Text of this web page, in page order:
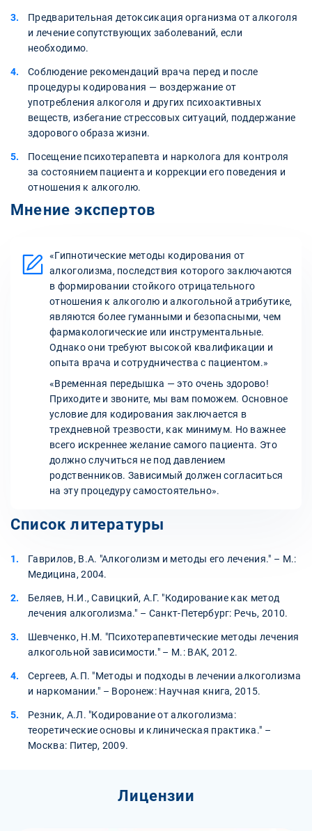
Предварительная детоксикация организма от алкоголя
и лечение сопутствующих заболеваний, если
необходимо.
Соблюдение рекомендаций врача перед и после
процедуры кодирования — воздержание от
употребления алкоголя и других психоактивных
веществ, избегание стрессовых ситуаций, поддержание
здорового образа жизни.
Посещение психотерапевта и нарколога для контроля
за состоянием пациента и коррекции его поведения и
отношения к алкоголю.
Мнение экспертов
«Гипнотические методы кодирования от
алкоголизма, последствия которого заключаются
в формировании стойкого отрицательного
отношения к алкоголю и алкогольной атрибутике,
являются более гуманными и безопасными, чем
фармакологические или инструментальные.
Однако они требуют высокой квалификации и
опыта врача и сотрудничества с пациентом.»
«Временная передышка — это очень здорово!
Приходите и звоните, мы вам поможем. Основное
условие для кодирования заключается в
трехдневной трезвости, как минимум. Но важнее
всего искреннее желание самого пациента. Это
должно случиться не под давлением
родственников. Зависимый должен согласиться
на эту процедуру самостоятельно».
Список литературы
Гаврилов, В.А. "Алкоголизм и методы его лечения." – М.:
Медицина, 2004.
Беляев, Н.И., Савицкий, А.Г. "Кодирование как метод
лечения алкоголизма." – Санкт-Петербург: Речь, 2010.
Шевченко, Н.М. "Психотерапевтические методы лечения
алкогольной зависимости." – М.: ВАК, 2012.
Сергеев, А.П. "Методы и подходы в лечении алкоголизма
и наркомании." – Воронеж: Научная книга, 2015.
Резник, А.Л. "Кодирование от алкоголизма:
теоретические основы и клиническая практика." –
Москва: Питер, 2009.
Лицензии